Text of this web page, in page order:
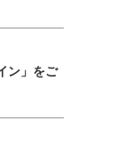
ン」をご